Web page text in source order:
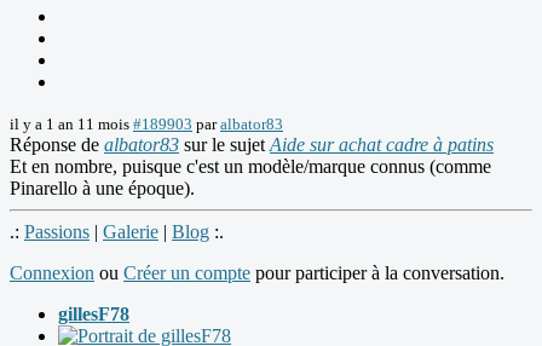
il y a 1 an 11 mois #189903 paralbator83
Réponse de albator83 sur le sujet Aide sur achat cadre à patins
Et en nombre, puisque c'est un modèle/marque connus (comme
Pinarello à une époque).
.: Passions | Galerie | Blog :.
Connexion ou Créer un compte pour participer à la conversation.
gillesF78